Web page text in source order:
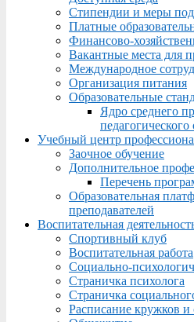
Стипендии и меры
Платные
Финансово-
Вакантные места для
Международное
Организация питания
Образовательные
Ядро среднего
педагогического
Учебный центр
Заочное обучение
Дополнительное
Перечень
Образовательная
преподавателей
Воспитательная
Спортивный клуб
Воспитательная работа
Социально-
Страничка психолога
Страничка
Расписание кружков и